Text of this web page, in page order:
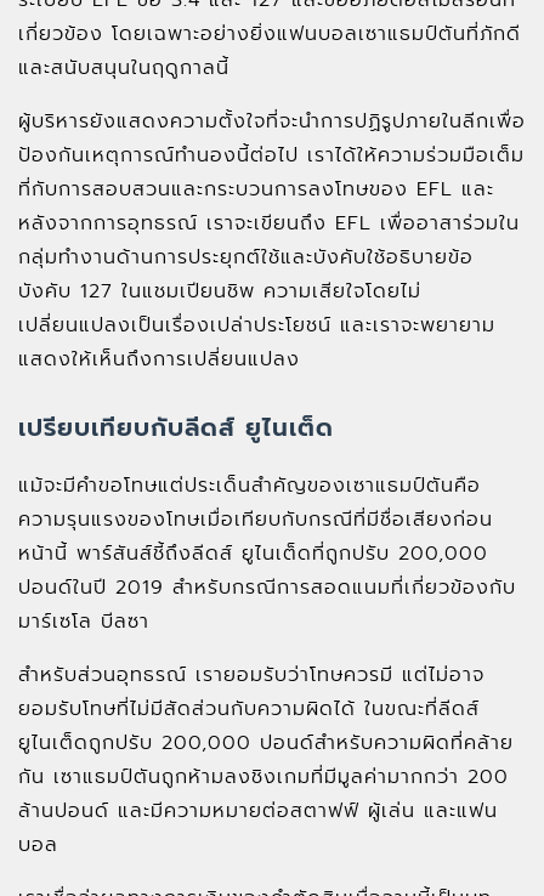
เกี่ยวข้อง โดยเฉพาะอย่างยิ่งแฟนบอลเซาแธมป์ตันที่ภักดี
และสนับสนุนในฤดูกาลนี้
ผู้บริหารยังแสดงความตั้งใจที่จะนำการปฏิรูปภายในลีกเพื่อ
ป้องกันเหตุการณ์ทำนองนี้ต่อไป เราได้ให้ความร่วมมือเต็ม
ที่กับการสอบสวนและกระบวนการลงโทษของ EFL และ
หลังจากการอุทธรณ์ เราจะเขียนถึง EFL เพื่ออาสาร่วมใน
กลุ่มทำงานด้านการประยุกต์ใช้และบังคับใช้อธิบายข้อ
บังคับ 127 ในแชมเปียนชิพ ความเสียใจโดยไม่
เปลี่ยนแปลงเป็นเรื่องเปล่าประโยชน์ และเราจะพยายาม
แสดงให้เห็นถึงการเปลี่ยนแปลง
เปรียบเทียบกับลีดส์ ยูไนเต็ด
แม้จะมีคำขอโทษแต่ประเด็นสำคัญของเซาแธมป์ตันคือ
ความรุนแรงของโทษเมื่อเทียบกับกรณีที่มีชื่อเสียงก่อน
หน้านี้ พาร์สันส์ชี้ถึงลีดส์ ยูไนเต็ดที่ถูกปรับ 200,000
ปอนด์ในปี 2019 สำหรับกรณีการสอดแนมที่เกี่ยวข้องกับ
มาร์เซโล บีลซา
สำหรับส่วนอุทธรณ์ เรายอมรับว่าโทษควรมี แต่ไม่อาจ
ยอมรับโทษที่ไม่มีสัดส่วนกับความผิดได้ ในขณะที่ลีดส์
ยูไนเต็ดถูกปรับ 200,000 ปอนด์สำหรับความผิดที่คล้าย
กัน เซาแธมป์ตันถูกห้ามลงชิงเกมที่มีมูลค่ามากกว่า 200
ล้านปอนด์ และมีความหมายต่อสตาฟฟ์ ผู้เล่น และแฟน
บอล